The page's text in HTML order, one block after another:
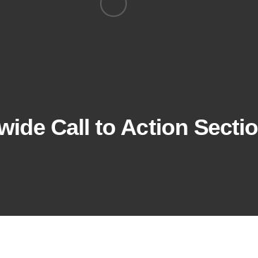
Call to Action